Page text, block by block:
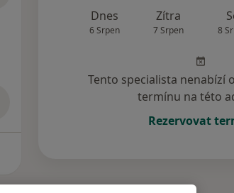
Dnes
6 Srpen
Zítra
7 Srpen 8
Tento specialista nenabízí
termínu na této
Rezervovat